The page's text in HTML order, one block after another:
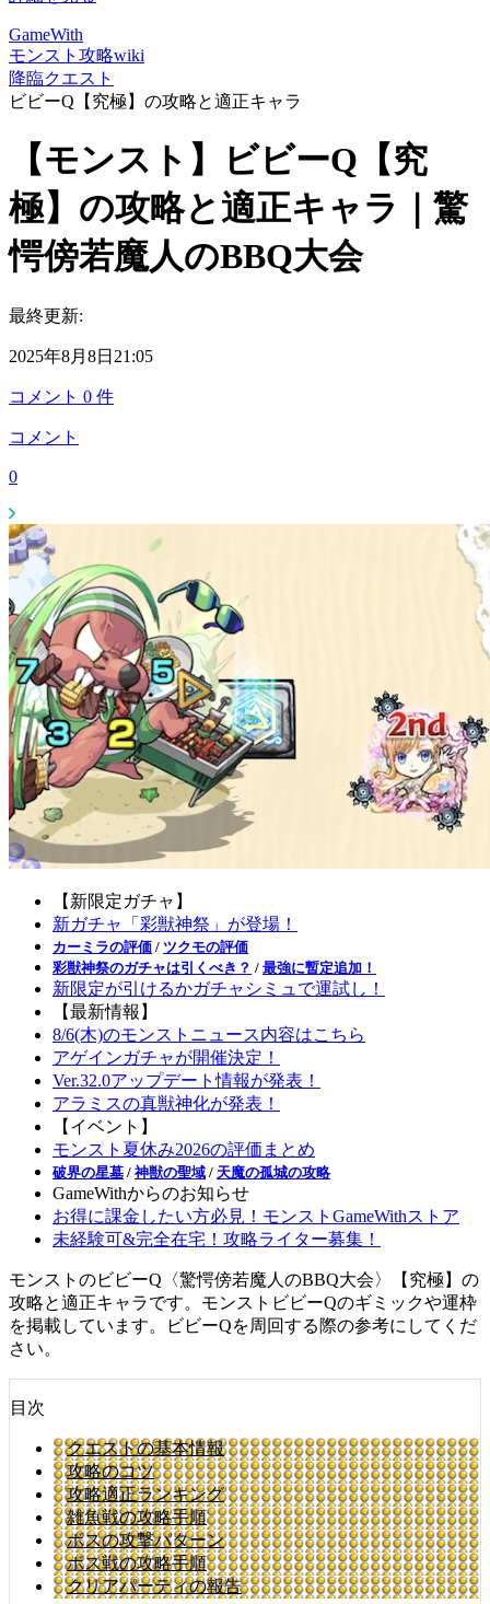
GameWith
モンスト攻略wiki
降臨クエスト
ビビーQ【究極】の攻略と適正キャラ
【モンスト】ビビーQ【究
極】の攻略と適正キャラ｜驚
愕傍若魔人のBBQ大会
最終更新:
2025年8月8日21:05
コメント 0 件
コメント
0
【新限定ガチャ】
新ガチャ「彩獣神祭」が登場！
カーミラの評価 / ツクモの評価
彩獣神祭のガチャは引くべき？ / 最強に暫定追加！
新限定が引けるかガチャシミュで運試し！
【最新情報】
8/6(木)のモンストニュース内容はこちら
アゲインガチャが開催決定！
Ver.32.0アップデート情報が発表！
アラミスの真獣神化が発表！
【イベント】
モンスト夏休み2026の評価まとめ
破界の星墓 / 神獣の聖域 / 天魔の孤城の攻略
GameWithからのお知らせ
お得に課金したい方必見！モンストGameWithストア
未経験可&完全在宅！攻略ライター募集！
モンストのビビーQ〈驚愕傍若魔人のBBQ大会〉【究極】の
攻略と適正キャラです。モンストビビーQのギミックや運枠
を掲載しています。ビビーQを周回する際の参考にしてくだ
さい。
目次
クエストの基本情報
攻略のコツ
攻略適正ランキング
雑魚戦の攻略手順
ボスの攻撃パターン
ボス戦の攻略手順
クリアパーティの報告